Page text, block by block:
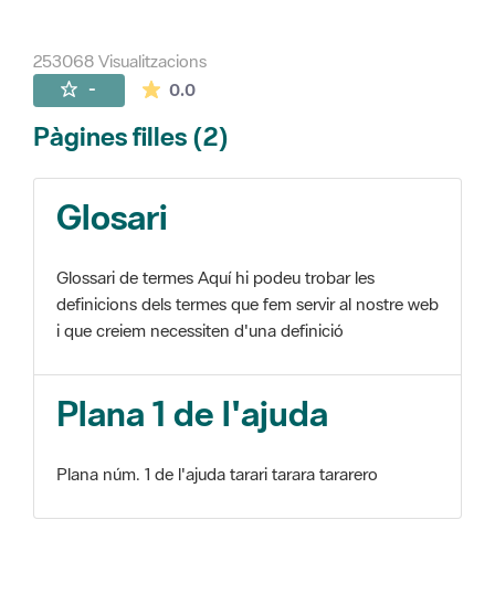
253068 Visualitzacions
- 0.0La mitjana de les valoracions és de 0
Pàgines filles (2)
Glosari
Glossari de termes Aquí hi podeu trobar les
definicions dels termes que fem servir al nostre web
i que creiem necessiten d'una definició
Plana 1 de l'ajuda
Plana núm. 1 de l'ajuda tarari tarara tararero